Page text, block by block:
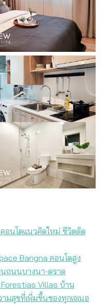
อนโดแนวคิดใหม่ ชีวิตติด
Bangna คอนโดสูง
ถนนบางนา-ตราด
Villas บ้าน
มสุขที่เพิ่มขึ้นของทุกเจเนอ